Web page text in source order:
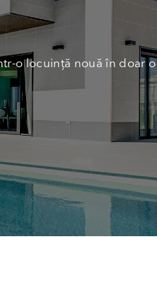
o locuință nouă în doar o